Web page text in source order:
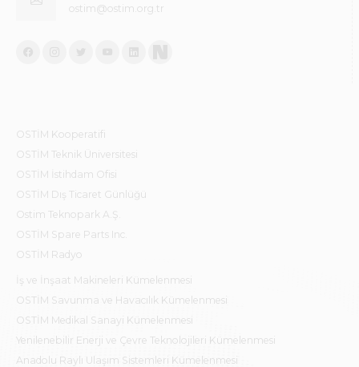
ostim@ostim.org.tr
OSTİM Kooperatifi
OSTİM Teknik Üniversitesi
OSTİM İstihdam Ofisi
OSTİM Dış Ticaret Günlüğü
Ostim Teknopark A.Ş.
OSTİM Spare Parts Inc.
OSTİM Radyo
İş ve İnşaat Makineleri Kümelenmesi
OSTİM Savunma ve Havacılık Kümelenmesi
OSTİM Medikal Sanayi Kümelenmesi
Yenilenebilir Enerji ve Çevre Teknolojileri Kümelenmesi
Anadolu Raylı Ulaşım Sistemleri Kümelenmesi